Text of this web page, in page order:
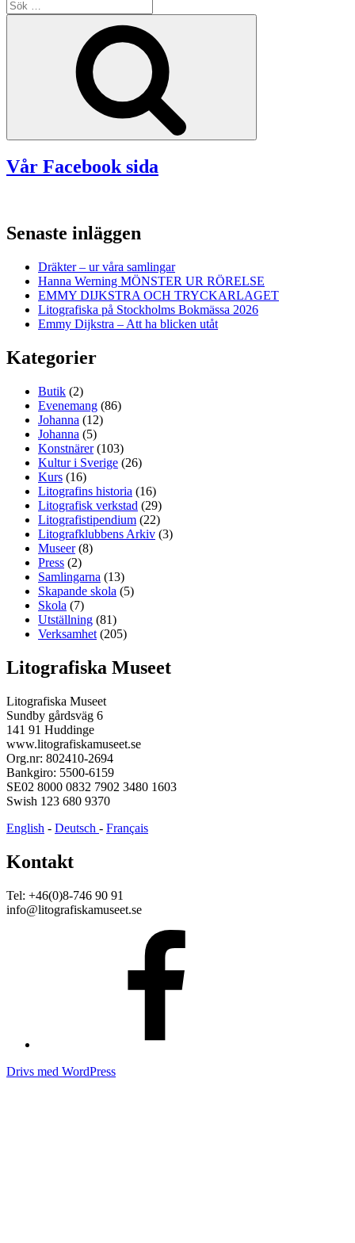
Sök
efter:
Vår Facebook sida
Senaste inläggen
Dräkter – ur våra samlingar
Hanna Werning MÖNSTER UR RÖRELSE
EMMY DIJKSTRA OCH TRYCKARLAGET
Litografiska på Stockholms Bokmässa 2026
Emmy Dijkstra – Att ha blicken utåt
Kategorier
Butik (2)
Evenemang (86)
Johanna (12)
Johanna (5)
Konstnärer(103)
Kultur i Sverige (26)
Kurs (16)
Litografins historia (16)
Litografisk verkstad (29)
Litografistipendium (22)
Litografklubbens Arkiv (3)
Museer(8)
Press (2)
Samlingarna (13)
Skapande skola (5)
Skola (7)
Utställning (81)
Verksamhet (205)
Litografiska Museet
Litografiska Museet
Sundby gårdsväg 6
141 91 Huddinge
www.litografiskamuseet.se
Org.nr: 802410-2694
Bankgiro: 5500-6159
SE02 8000 0832 7902 3480 1603
Swish 123 680 9370
English - Deutsch - Français
Kontakt
Tel: +46(0)8-746 90 91
info@litografiskamuseet.se
Drivs med WordPress